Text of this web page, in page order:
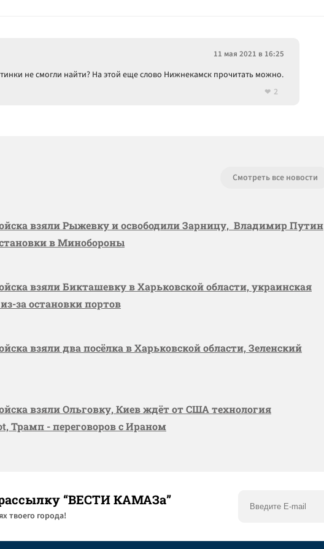
11 мая 2021 в 16:25
не смогли найти? На этой еще слово Нижнекамск прочитать можно.
2
Смотреть все новости
взяли Рыжевку и освободили Зарницу, Владимир Путин
в Минобороны
взяли Бикташевку в Харьковской области, украинская
за остановки портов
взяли два посёлка в Харьковской области, Зеленский
взяли Ольговку, Киев ждёт от США технология
Трамп - переговоров с Ираном
“ВЕСТИ КАМАЗа”
твоего города!